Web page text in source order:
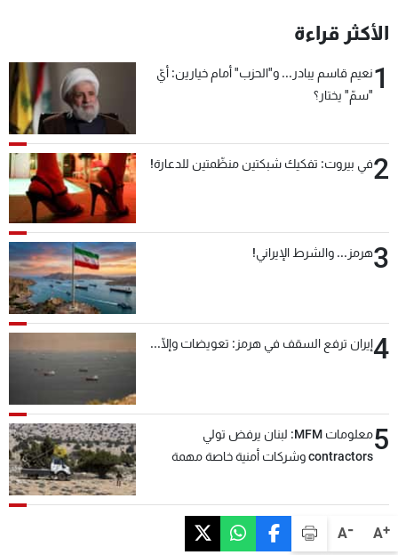
A+
A-
الأكثر قراءة
1نعيم قاسم يبادر... و"الحزب" أمام خيارين: أيّ
"سمّ" يختار؟
2في بيروت: تفكيك شبكتين منظّمتين للدعارة!
3هرمز... والشرط الإيراني!
4إيران ترفع السقف في هرمز: تعويضات وإلّا...
5
معلومات MFM: لبنان يرفض تولي
contractors وشركات أمنية خاصة مهمة
شاهد البرامج
الترددات
شروط الإسـتخدام
سياسة الخصوصية